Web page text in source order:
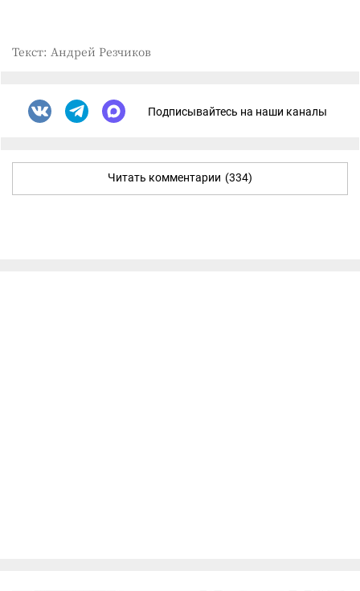
Текст: Андрей Резчиков
Подписывайтесь на наши каналы
Читать комментарии (334)